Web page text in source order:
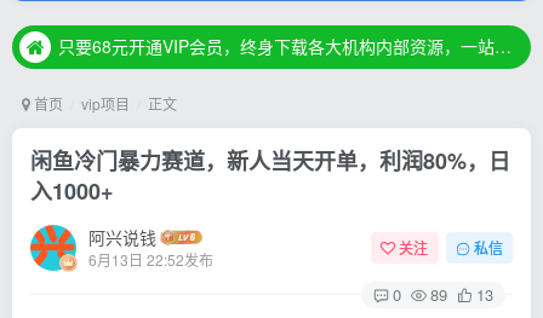
只要68元开通VIP会员，终身下载各大机构内部资源，一站式草根创业基地，最新最强网赚教程大全，小投入，大回报！
首页 vip项目 正文
闲鱼冷门暴力赛道，新人当天开单，利润80%，日
入1000+
阿兴说钱
6月13日 22:52发布
关注 私信
0 89 13